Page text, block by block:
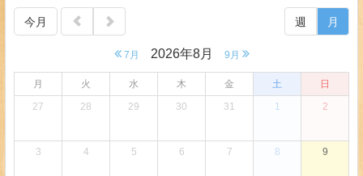
今月
7月 2026年8月 9月
週 月
月 火 水 木 金 土
日
27
28 29 30 31 1 2
3 4 5 6 7 8 9